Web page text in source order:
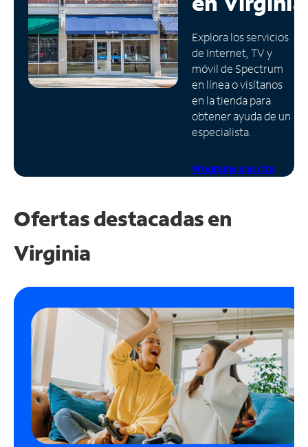
Administrar
cuenta
Encuentra
una
tienda
Explora los servicios
de Internet, TV y
móvil de Spectrum
en línea o visítanos
en la tienda para
obtener ayuda de un
especialista.
Programa una cita
Ofertas destacadas en
Virginia